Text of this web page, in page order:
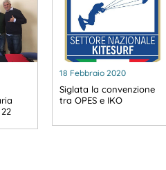
18 Febbraio 2020
Siglata la convenzione
tra OPES e IKO